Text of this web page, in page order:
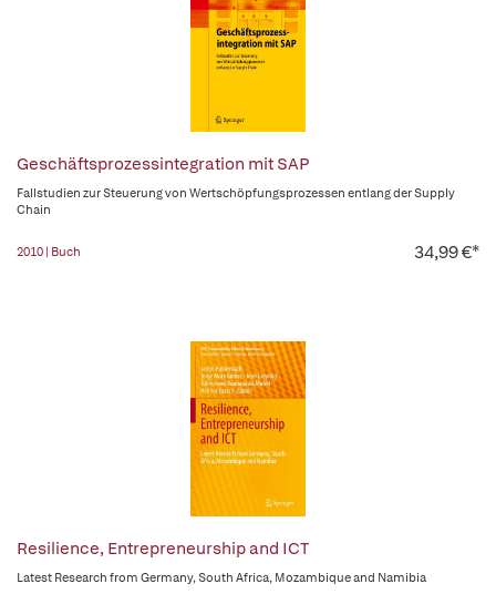
Geschäftsprozessintegration mit SAP
Fallstudien zur Steuerung von Wertschöpfungsprozessen entlang der Supply
Chain
2010 | Buch 34,99 €*
Resilience, Entrepreneurship and ICT
Latest Research from Germany, South Africa, Mozambique and Namibia